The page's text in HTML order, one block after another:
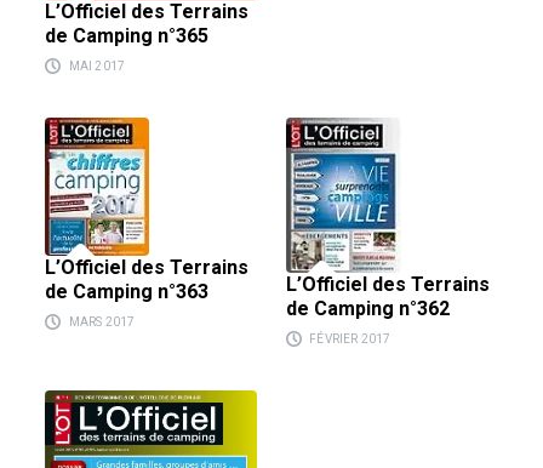
L’Officiel des Terrains
de Camping n°365
MAI 2017
L’Officiel des Terrains
de Camping n°363
MARS 2017
L’Officiel des Terrains
de Camping n°362
FÉVRIER 2017